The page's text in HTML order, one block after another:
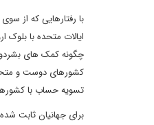
با رفتارهایی که از
ایالات متحده با
چگونه کمک های
کشورهای دوست و متحد
تسویه حساب با
برای جهانیان ثابت